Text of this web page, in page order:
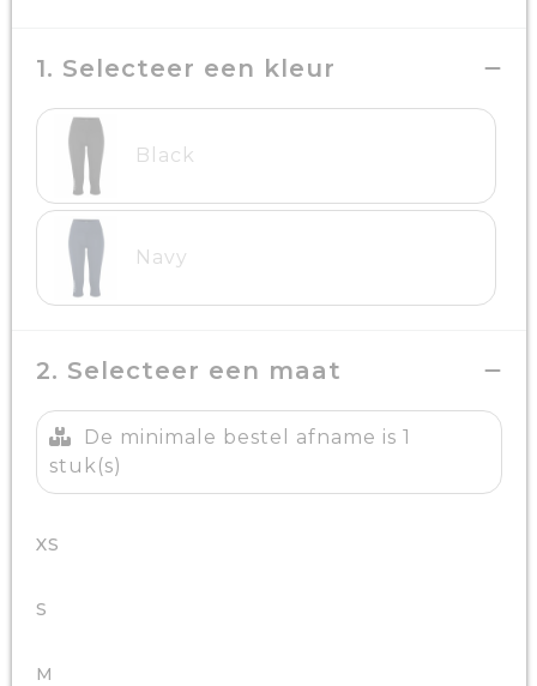
1. Selecteer een kleur
Black
Navy
2. Selecteer een maat
De minimale bestel afname is 1
stuk(s)
XS
S
M